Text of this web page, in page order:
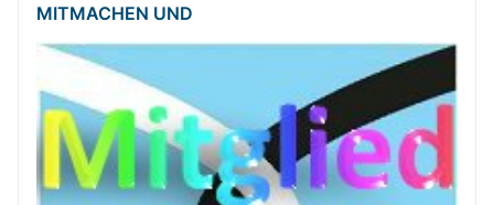
MITMACHEN UND